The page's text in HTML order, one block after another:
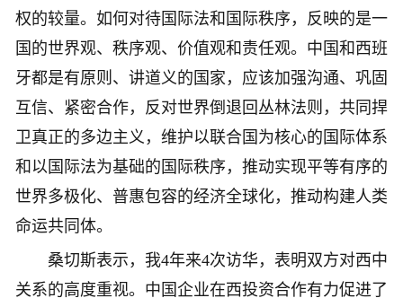
权的较量。如何对待国际法和国际秩序，反映的是一
国的世界观、秩序观、价值观和责任观。中国和西班
牙都是有原则、讲道义的国家，应该加强沟通、巩固
互信、紧密合作，反对世界倒退回丛林法则，共同捍
卫真正的多边主义，维护以联合国为核心的国际体系
和以国际法为基础的国际秩序，推动实现平等有序的
世界多极化、普惠包容的经济全球化，推动构建人类
命运共同体。
桑切斯表示，我4年来4次访华，表明双方对西中
关系的高度重视。中国企业在西投资合作有力促进了